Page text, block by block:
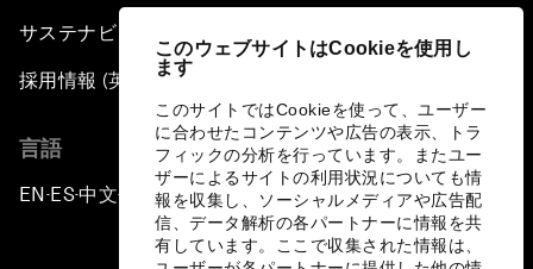
このウェブサイトはCookieを使用し
ます
このサイトではCookieを使って、ユーザー
に合わせたコンテンツや広告の表示、トラ
フィックの分析を行っています。またユー
ザーによるサイトの利用状況についても情
報を収集し、ソーシャルメディアや広告配
信、データ解析の各パートナーに情報を共
有しています。ここで収集された情報は、
サステナビリティへの取り組み
採用情報 (英語のみ)
言語
EN ▪ES▪中文▪ 日本語